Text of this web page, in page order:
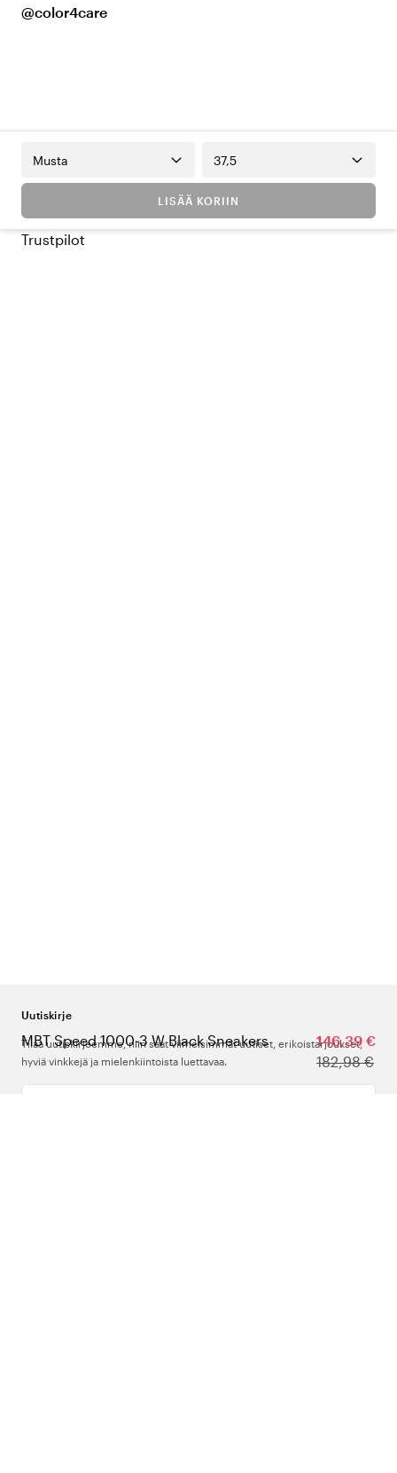
@color4care
MBT Speed 1000-3 W Black Sneakers
146,39 €
182,98 €
Musta 37,5
LISÄÄ KORIIN
Trustpilot
Uutiskirje
Tilaa uutiskirjeemme, niin saat viimeisimmät uutiset, erikoistarjoukset,
hyviä vinkkejä ja mielenkiintoista luettavaa.
Kirjoita sähköpostiosoitteesi